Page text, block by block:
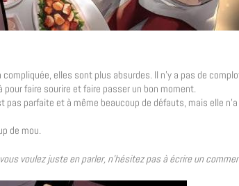
elles sont plus absurdes. Il n’y a pas de
faire sourire et faire passer un bon moment.
parfaite et à même beaucoup de défauts, mais elle
de mou.
voulez juste en parler, n’hésitez pas à écrire un